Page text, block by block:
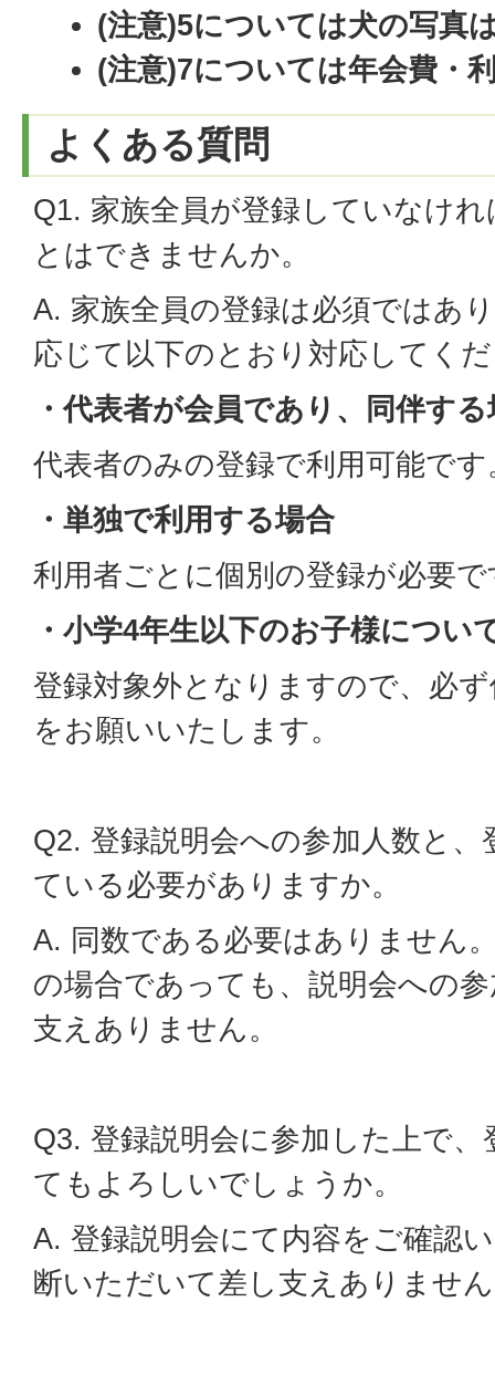
(注意)5については犬の写真
(注意)7については年会費・
よくある質問
Q1. 家族全員が登録していなけ
とはできませんか。
A. 家族全員の登録は必須ではあ
応じて以下のとおり対応してく
・代表者が会員であり、同伴す
代表者のみの登録で利用可能です
・単独で利用する場合
利用者ごとに個別の登録が必要で
・小学4年生以下のお子様につい
登録対象外となりますので、必
をお願いいたします。
Q2. 登録説明会への参加人数と
ている必要がありますか。
A. 同数である必要はありません
の場合であっても、説明会への
支えありません。
Q3. 登録説明会に参加した上で
てもよろしいでしょうか。
A. 登録説明会にて内容をご確認
断いただいて差し支えありませ